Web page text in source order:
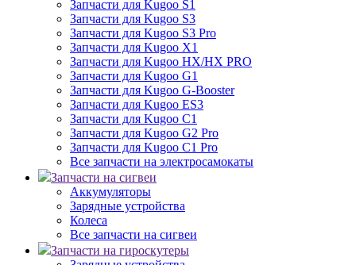
Запчасти для Kugoo S1
Запчасти для Kugoo S3
Запчасти для Kugoo S3 Pro
Запчасти для Kugoo X1
Запчасти для Kugoo HX/HX PRO
Запчасти для Kugoo G1
Запчасти для Kugoo G-Booster
Запчасти для Kugoo ES3
Запчасти для Kugoo C1
Запчасти для Kugoo G2 Pro
Запчасти для Kugoo C1 Pro
Все запчасти на электросамокаты
Запчасти на сигвеи
Аккумуляторы
Зарядные устройства
Колеса
Все запчасти на сигвеи
Запчасти на гироскутеры